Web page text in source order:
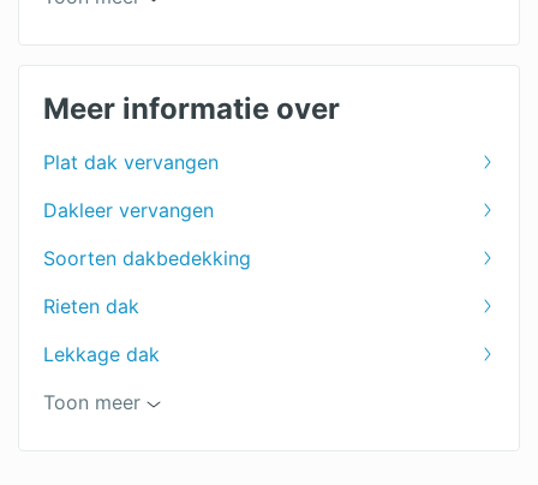
Dakrenovatie
Dakreparatie
Meer informatie over
Plat dak vervangen
Dakleer vervangen
Soorten dakbedekking
Rieten dak
Lekkage dak
Dakbeschot vervangen
Dakgootbescherming
Toon meer